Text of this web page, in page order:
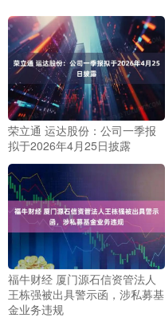
荣立通 运达股份：公司一季报
拟于2026年4月25日披露
福牛财经 厦门源石信资管法人
王栋强被出具警示函，涉私募基
金业务违规